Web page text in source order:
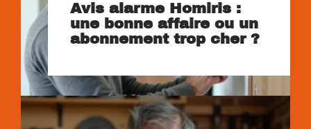
Avis alarme Homiris :
une bonne affaire ou un
abonnement trop cher ?